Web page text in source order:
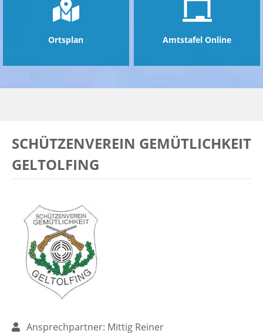
Ortsplan Amtstafel Online
SCHÜTZENVEREIN GEMÜTLICHKEIT
GELTOLFING
Ansprechpartner: Mittig Reiner